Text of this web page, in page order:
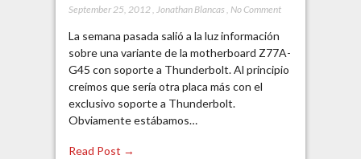
September 25, 2012, Jonathan Blancas No Comment
La semana pasada salió a la luz información
sobre una variante de la motherboard Z77A-
G45 con soporte a Thunderbolt. Al principio
creímos que sería otra placa más con el
exclusivo soporte a Thunderbolt.
Obviamente estábamos…
Read Post →